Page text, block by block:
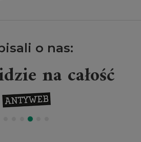
o nas:
na całość